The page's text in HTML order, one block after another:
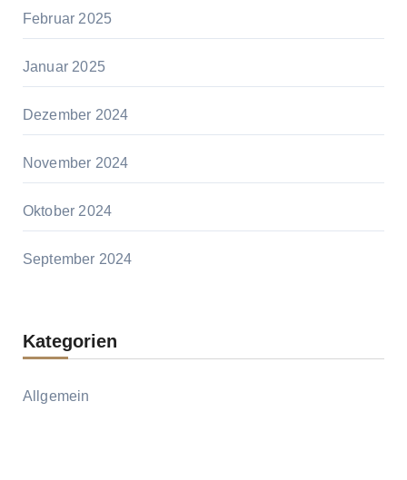
Februar 2025
Januar 2025
Dezember 2024
November 2024
Oktober 2024
September 2024
Kategorien
Allgemein